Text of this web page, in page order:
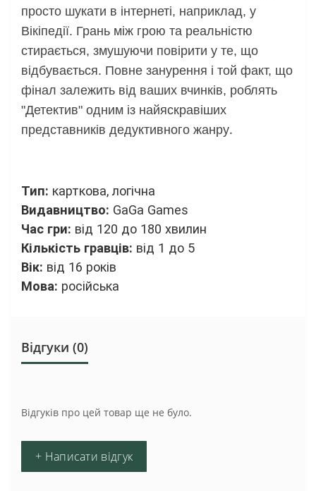
просто шукати в інтернеті, наприклад, у
Вікіпедії. Грань між грою та реальністю
стирається, змушуючи повірити у те, що
відбувається. Повне занурення і той факт, що
фінал залежить від ваших вчинків, роблять
"Детектив" одним із найяскравіших
представників дедуктивного жанру.
Тип: карткова, логічна
Видавництво: GaGa Games
Час гри: від 120 до 180 хвилин
Кількість гравців: від 1 до 5
Вік: від 16 років
Мова: російська
Відгуки (0)
Відгуків про цей товар ще не було.
+ Написати відгук